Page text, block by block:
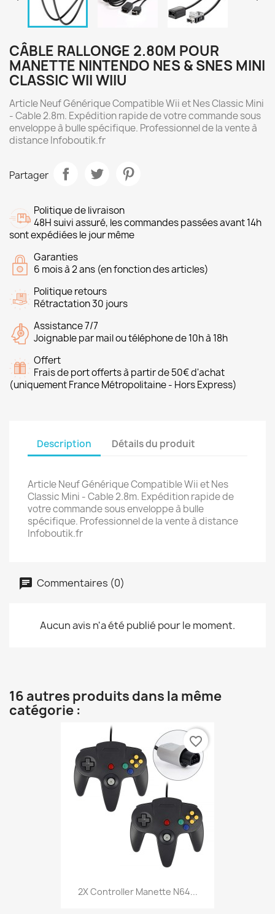
CÂBLE RALLONGE 2.80M POUR
MANETTE NINTENDO NES & SNES MINI
CLASSIC WII WIIU
Article Neuf Générique Compatible Wii et Nes Classic Mini
- Cable 2.8m. Expédition rapide de votre commande sous
enveloppe à bulle spécifique. Professionnel de la vente à
distance Infoboutik.fr
Partager
Politique de livraison
48H suivi assuré, les commandes passées avant 14h
sont expédiées le jour même
Garanties
6 mois à 2 ans (en fonction des articles)
Politique retours
Rétractation 30 jours
Assistance 7/7
Joignable par mail ou téléphone de 10h à 18h
Offert
Frais de port offerts à partir de 50€ d'achat
(uniquement France Métropolitaine - Hors Express)
Description Détails du produit
Article Neuf Générique Compatible Wii et Nes
Classic Mini - Cable 2.8m. Expédition rapide de
votre commande sous enveloppe à bulle
spécifique. Professionnel de la vente à distance
Infoboutik.fr
Commentaires (0)
Aucun avis n'a été publié pour le moment.
16 autres produits dans la même
catégorie :
2X Controller Manette N64...
favorite_border